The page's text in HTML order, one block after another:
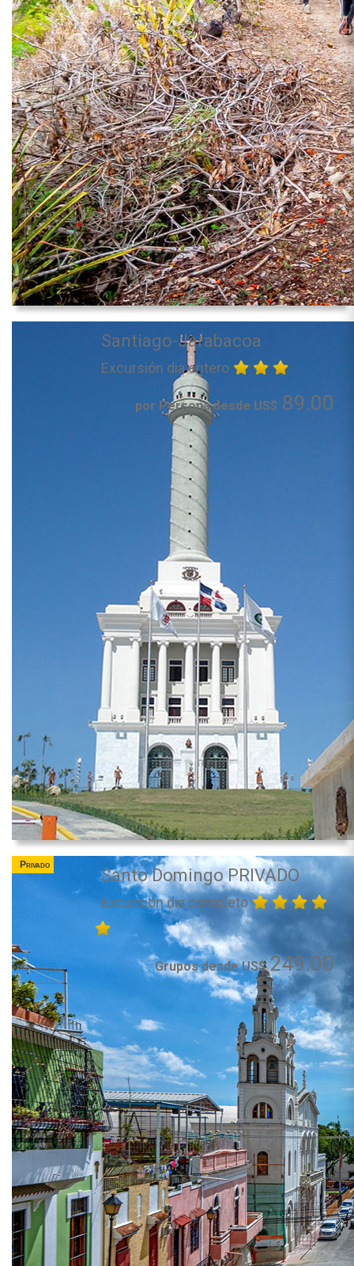
Santiago-Jarabacoa
Excursión dia entero
por Persona desde US$ 89.00
Privado
Santo Domingo PRIVADO
Excursión dia completo
Grupos desde US$249.00